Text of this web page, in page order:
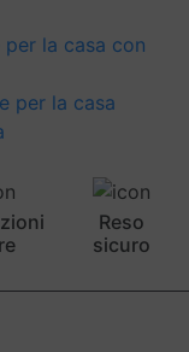
la casa con
per la casa
Reso
sicuro